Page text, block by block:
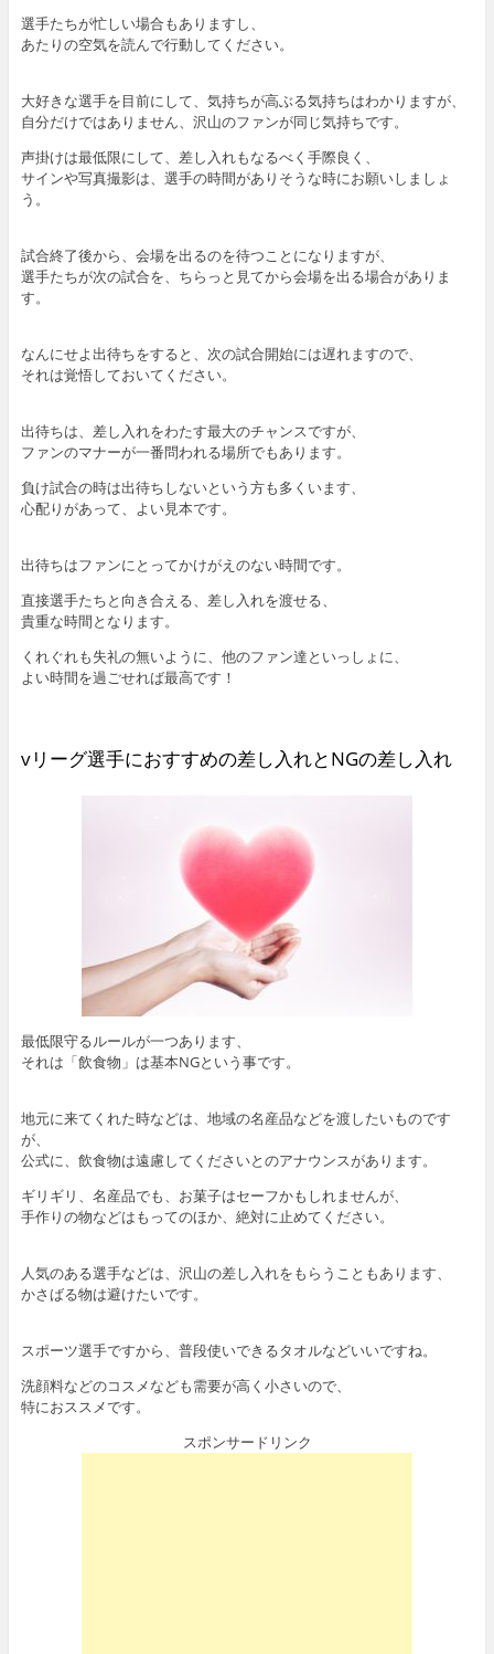
選手たちが忙しい場合もありますし、
あたりの空気を読んで行動してください。
大好きな選手を目前にして、気持ちが高ぶる気持ちはわかりますが、
自分だけではありません、沢山のファンが同じ気持ちです。
声掛けは最低限にして、差し入れもなるべく手際良く、
サインや写真撮影は、選手の時間がありそうな時にお願いしましょ
う。
試合終了後から、会場を出るのを待つことになりますが、
選手たちが次の試合を、ちらっと見てから会場を出る場合がありま
す。
なんにせよ出待ちをすると、次の試合開始には遅れますので、
それは覚悟しておいてください。
出待ちは、差し入れをわたす最大のチャンスですが、
ファンのマナーが一番問われる場所でもあります。
負け試合の時は出待ちしないという方も多くいます、
心配りがあって、よい見本です。
出待ちはファンにとってかけがえのない時間です。
直接選手たちと向き合える、差し入れを渡せる、
貴重な時間となります。
くれぐれも失礼の無いように、他のファン達といっしょに、
よい時間を過ごせれば最高です！
vリーグ選手におすすめの差し入れとNGの差し入れ
最低限守るルールが一つあります、
それは「飲食物」は基本NGという事です。
地元に来てくれた時などは、地域の名産品などを渡したいものです
が、
公式に、飲食物は遠慮してくださいとのアナウンスがあります。
ギリギリ、名産品でも、お菓子はセーフかもしれませんが、
手作りの物などはもってのほか、絶対に止めてください。
人気のある選手などは、沢山の差し入れをもらうこともあります、
かさばる物は避けたいです。
スポーツ選手ですから、普段使いできるタオルなどいいですね。
洗顔料などのコスメなども需要が高く小さいので、
特におススメです。
スポンサードリンク